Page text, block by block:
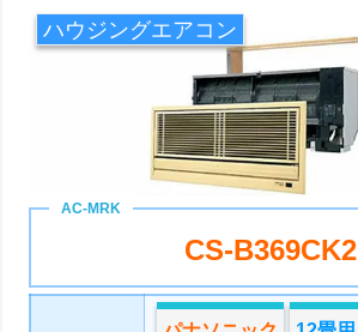
ハウジングエアコン
CS-B369CK2